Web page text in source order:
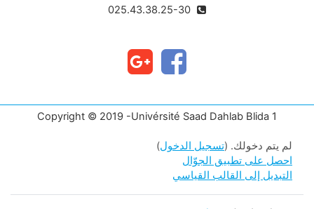
Copyright © 2019 -Univérsité Saad Dahlab Blida 1
لم يتم دخولك. (تسجيل الدخول)
احصل على تطبيق الجوّال
التبديل إلى القالب القياسي